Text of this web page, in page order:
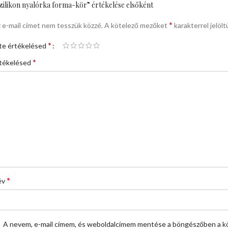
nyalórka forma-kör” értékelése elsőként
e-mail címet nem tesszük közzé. A kötelező mezőket * karakterrel
értékelésed *
*
*
A nevem, e-mail címem, és weboldalcímem mentése a böngészőben a